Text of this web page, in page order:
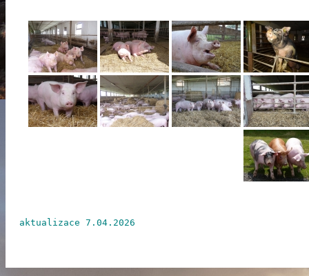
aktualizace 7.04.2026